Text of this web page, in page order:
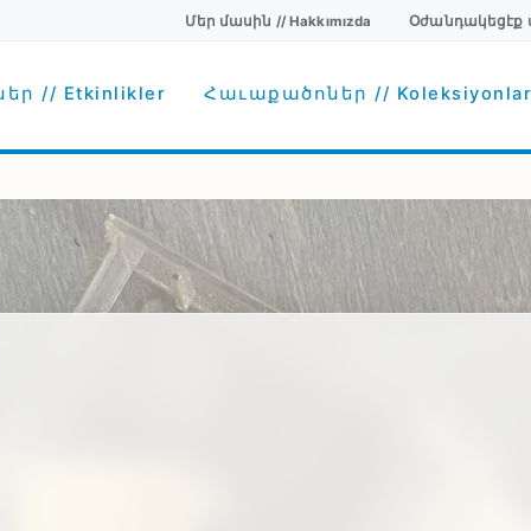
Secondary menu
Մեր մասին // Hakkımızda Օժանդակեցէք
// Etkinlikler Հաւաքածոներ // Koleksiyonlar